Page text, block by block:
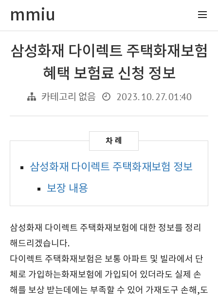
mmiu
삼성화재 다이렉트 주택화재보험
혜택 보험료 신청 정보
카테고리 없음 2023. 10. 27. 01:40
삼성화재 다이렉트 주택화재보험 정보
보장 내용
삼성화재 다이렉트 주택화재보험에 대한 정보를 정리
해드리겠습니다.
다이렉트 주택화재보험은 보통 아파트 및 빌라에서 단
체로 가입하는화재보험에 가입되어 있더라도 실제 손
해를 보상 받는데에는 부족할 수 있어 가재도구 손해,도